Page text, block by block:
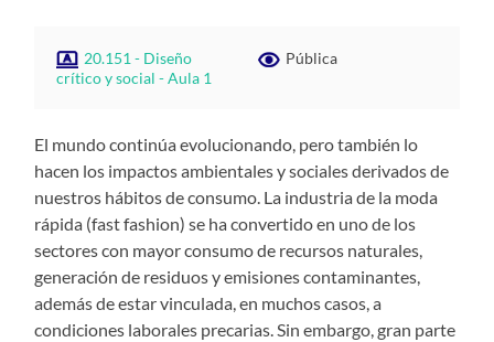
20.151 - Diseño
crítico y social - Aula 1
Pública
El mundo continúa evolucionando, pero también lo
hacen los impactos ambientales y sociales derivados de
nuestros hábitos de consumo. La industria de la moda
rápida (fast fashion) se ha convertido en uno de los
sectores con mayor consumo de recursos naturales,
generación de residuos y emisiones contaminantes,
además de estar vinculada, en muchos casos, a
condiciones laborales precarias. Sin embargo, gran parte